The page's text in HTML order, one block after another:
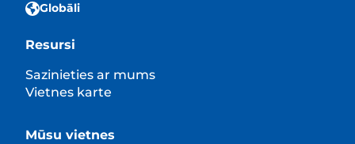
Globāli
Resursi
Sazinieties ar mums
Vietnes karte
Mūsu vietnes